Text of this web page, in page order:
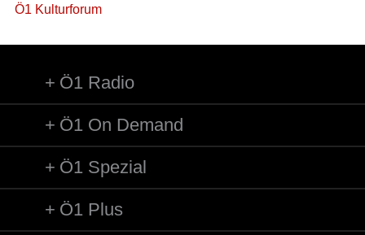
Ö1 Kulturforum
Ö1 Radio
Ö1 On Demand
Ö1 Spezial
Ö1 Plus